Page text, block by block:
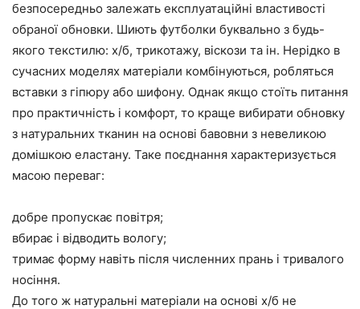
безпосередньо залежать експлуатаційні властивості
обраної обновки. Шиють футболки буквально з будь-
якого текстилю: х/б, трикотажу, віскози та ін. Нерідко в
сучасних моделях матеріали комбінуються, робляться
вставки з гіпюру або шифону. Однак якщо стоїть питання
про практичність і комфорт, то краще вибирати обновку
з натуральних тканин на основі бавовни з невеликою
домішкою еластану. Таке поєднання характеризується
масою переваг:
добре пропускає повітря;
вбирає і відводить вологу;
тримає форму навіть після численних прань і тривалого
носіння.
До того ж натуральні матеріали на основі х/б не